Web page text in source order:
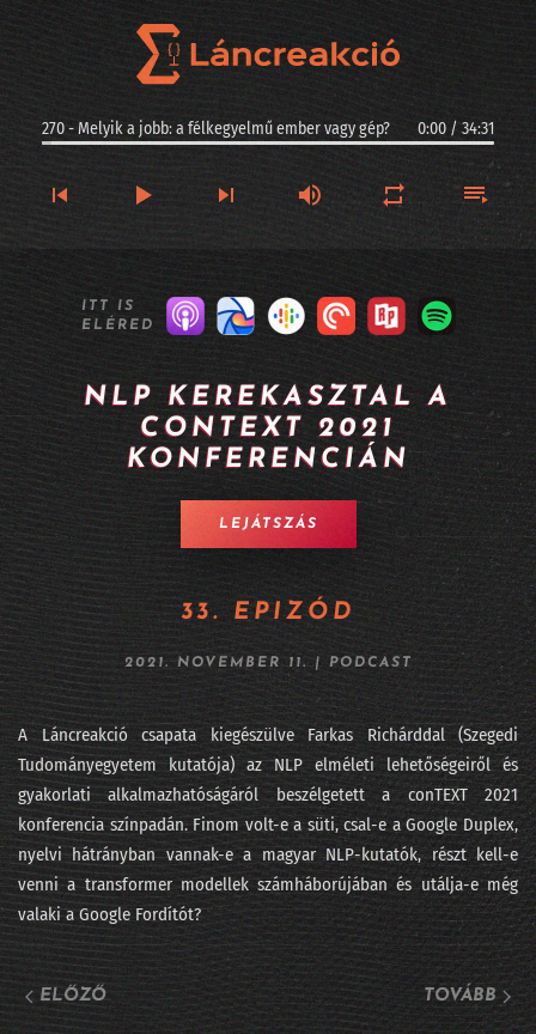
270 - Melyik a jobb: a félkegyelmű ember vagy gép? 0:00 / 34:31
269 - Kis magyar szuverenitás: ez a Racka - II. rész
268 - Kis magyar szuverenitás: ez a Racka - I. rész
267 - Argentinában jogi személyiséget kaphatnak az AI-vezette cégek?
264 - Fújhatja-e a pápa az AI morális passzátszelét?
263 - Kik rejtőznek az AI kilenc maszkja mögött?
262 - Lehet, hogy mégsem mennek csődbe a frontlaborok?
261 - Viszlát LLM, jönnek a világmodellek
260 - DataSTREAM 2026 - ha nem jöttél el
259 - Fehérgalléros vérfürdő elnapolva?
258 - Iparági vezetők az AI Hungary konferencián
257 - Sárkány ellen sárkányfű
#256 - Fekete hattyú, a statisztika réme
#255 - Százkilencvenkilenc pont hu
ITT IS
ELÉRED
NLP KEREKASZTAL A
CONTEXT 2021
KONFERENCIÁN
LEJÁTSZÁS
33. EPIZÓD
2021. NOVEMBER 11. | PODCAST
A Láncreakció csapata kiegészülve Farkas Richárddal (Szegedi
Tudományegyetem kutatója) az NLP elméleti lehetőségeiről és
gyakorlati alkalmazhatóságáról beszélgetett a conTEXT 2021
konferencia színpadán. Finom volt-e a süti, csal-e a Google Duplex,
nyelvi hátrányban vannak-e a magyar NLP-kutatók, részt kell-e
venni a transformer modellek számháborújában és utálja-e még
valaki a Google Fordítót?
ELŐZŐ TOVÁBB